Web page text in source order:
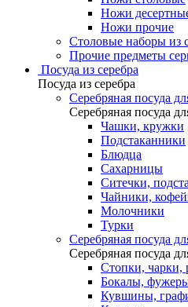
Ножи
Ножи прочие
Столовые наборы из
Прочие предметы
Посуда из серебра
Посуда из серебра
Серебряная посуда
Серебряная посуда
Чашки, кружки
Подстаканники
Блюдца
Сахарницы
Ситечки,
Чайники,
Молочники
Турки
Серебряная посуда
Серебряная посуда
Стопки, чарки,
Бокалы,
Кувшины,